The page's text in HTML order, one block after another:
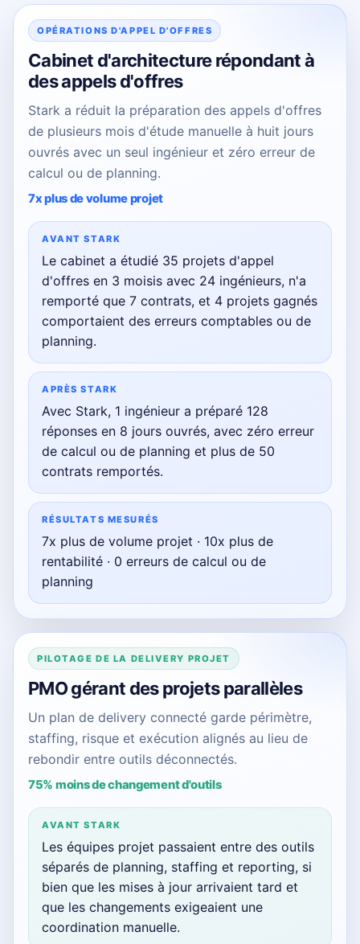
OPÉRATIONS D'APPEL D'OFFRES
Cabinet d'architecture répondant à
des appels d'offres
Stark a réduit la préparation des appels d'offres
de plusieurs mois d'étude manuelle à huit jours
ouvrés avec un seul ingénieur et zéro erreur de
calcul ou de planning.
7x plus de volume projet
AVANT STARK
Le cabinet a étudié 35 projets d'appel
d'offres en 3 moisis avec 24 ingénieurs, n'a
remporté que 7 contrats, et 4 projets gagnés
comportaient des erreurs comptables ou de
planning.
APRÈS STARK
Avec Stark, 1 ingénieur a préparé 128
réponses en 8 jours ouvrés, avec zéro erreur
de calcul ou de planning et plus de 50
contrats remportés.
RÉSULTATS MESURÉS
7x plus de volume projet · 10x plus de
rentabilité · 0 erreurs de calcul ou de
planning
PILOTAGE DE LA DELIVERY PROJET
PMO gérant des projets parallèles
Un plan de delivery connecté garde périmètre,
staffing, risque et exécution alignés au lieu de
rebondir entre outils déconnectés.
75% moins de changement d'outils
AVANT STARK
Les équipes projet passaient entre des outils
séparés de planning, staffing et reporting, si
bien que les mises à jour arrivaient tard et
que les changements exigeaient une
coordination manuelle.